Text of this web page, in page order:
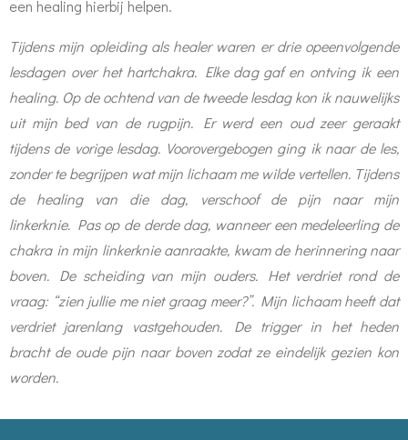
een healing hierbij helpen.
Tijdens mijn opleiding als healer waren er drie opeenvolgende
lesdagen over het hartchakra. Elke dag gaf en ontving ik een
healing. Op de ochtend van de tweede lesdag kon ik nauwelijks
uit mijn bed van de rugpijn. Er werd een oud zeer geraakt
tijdens de vorige lesdag. Voorovergebogen ging ik naar de les,
zonder te begrijpen wat mijn lichaam me wilde vertellen. Tijdens
de healing van die dag, verschoof de pijn naar mijn
linkerknie. Pas op de derde dag, wanneer een medeleerling de
chakra in mijn linkerknie aanraakte, kwam de herinnering naar
boven. De scheiding van mijn ouders. Het verdriet rond de
vraag: “zien jullie me niet graag meer?”. Mijn lichaam heeft dat
verdriet jarenlang vastgehouden. De trigger in het heden
bracht de oude pijn naar boven zodat ze eindelijk gezien kon
worden.